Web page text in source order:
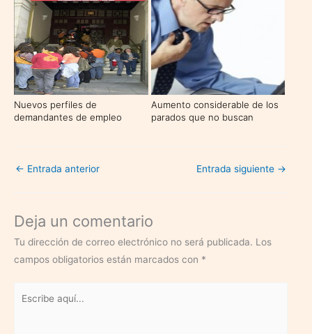
Nuevos perfiles de
demandantes de empleo
Aumento considerable de los
parados que no buscan
← Entrada anterior Entrada siguiente →
Deja un comentario
Tu dirección de correo electrónico no será publicada. Los
campos obligatorios están marcados con *